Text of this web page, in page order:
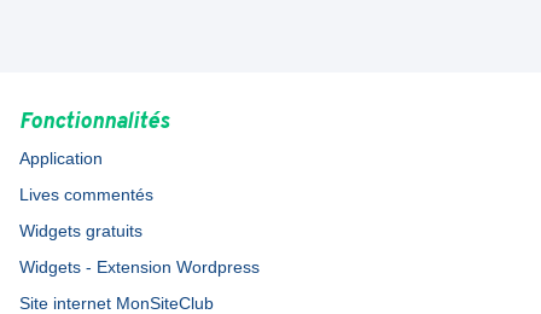
Fonctionnalités
Application
Lives commentés
Widgets gratuits
Widgets - Extension Wordpress
Site internet MonSiteClub